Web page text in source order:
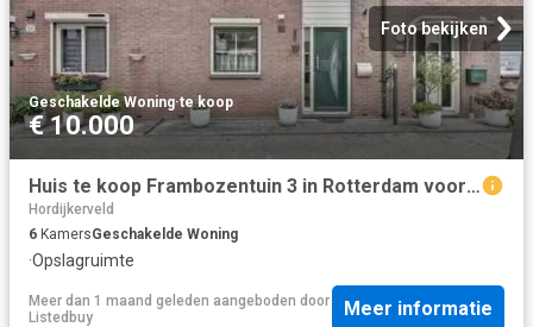
Foto bekijken
Geschakelde Woning·te koop
€ 10.000
Huis te koop Frambozentuin 3 in Rotterdam voor € 365.000
Hordijkerveld
6 KamersGeschakelde Woning
·Opslagruimte
Meer dan 1 maand geleden aangeboden door
Listedbuy
Meer informatie